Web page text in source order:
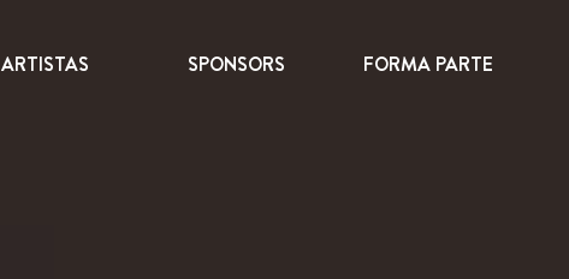
ARTISTAS SPONSORS FORMA PARTE